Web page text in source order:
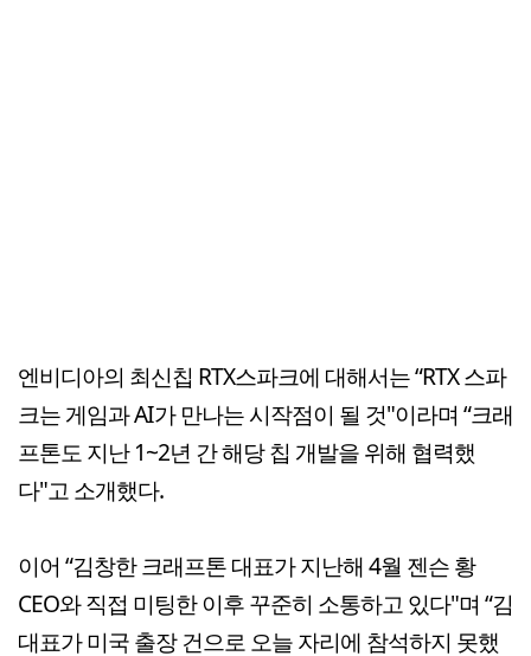
엔비디아의 최신칩 RTX스파크에 대해서는 “RTX 스파
크는 게임과 AI가 만나는 시작점이 될 것"이라며 “크래
프톤도 지난 1~2년 간 해당 칩 개발을 위해 협력했
다"고 소개했다.
이어 “김창한 크래프톤 대표가 지난해 4월 젠슨 황
CEO와 직접 미팅한 이후 꾸준히 소통하고 있다"며 “김
대표가 미국 출장 건으로 오늘 자리에 참석하지 못했